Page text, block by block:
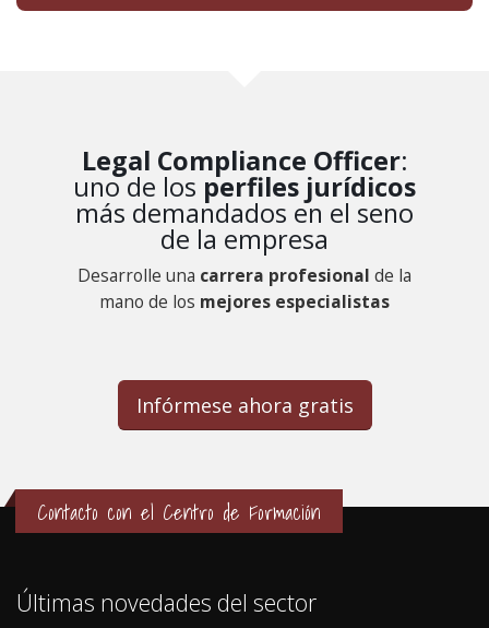
Legal Compliance Officer:
uno de los perfiles jurídicos
más demandados en el seno
de la empresa
Desarrolle una carrera profesional de la
mano de los mejores especialistas
Infórmese ahora gratis
Contacto con el Centro de Formación
Últimas novedades del sector